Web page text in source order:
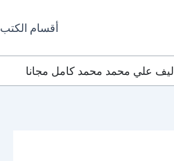
أقسام الكتب